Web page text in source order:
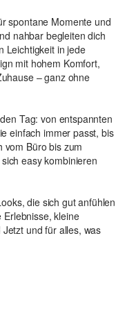
spontane Momente und
nahbar begleiten dich
Leichtigkeit in jede
mit hohem Komfort,
– ganz ohne
Tag: von entspannten
einfach immer passt, bis
vom Büro bis zum
easy kombinieren
die sich gut anfühlen
kleine
und für alles, was